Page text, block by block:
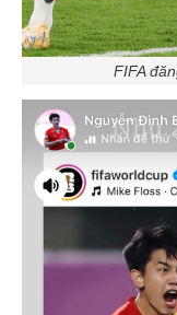
FIFA